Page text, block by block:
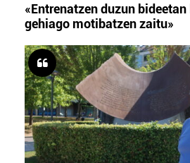
«Entrenatzen duzun
gehiago motibatzen zaitu»